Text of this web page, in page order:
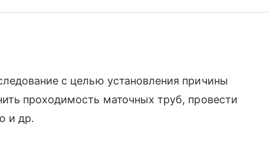
с целью установления причины
проходимость маточных труб, провести
и др.